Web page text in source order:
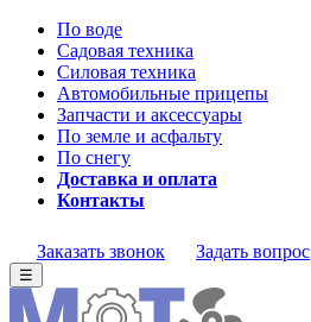
По воде
Садовая техника
Силовая техника
Автомобильные прицепы
Запчасти и аксессуары
По земле и асфальту
По снегу
Доставка и оплата
Контакты
Заказать звонок Задать вопрос
☰